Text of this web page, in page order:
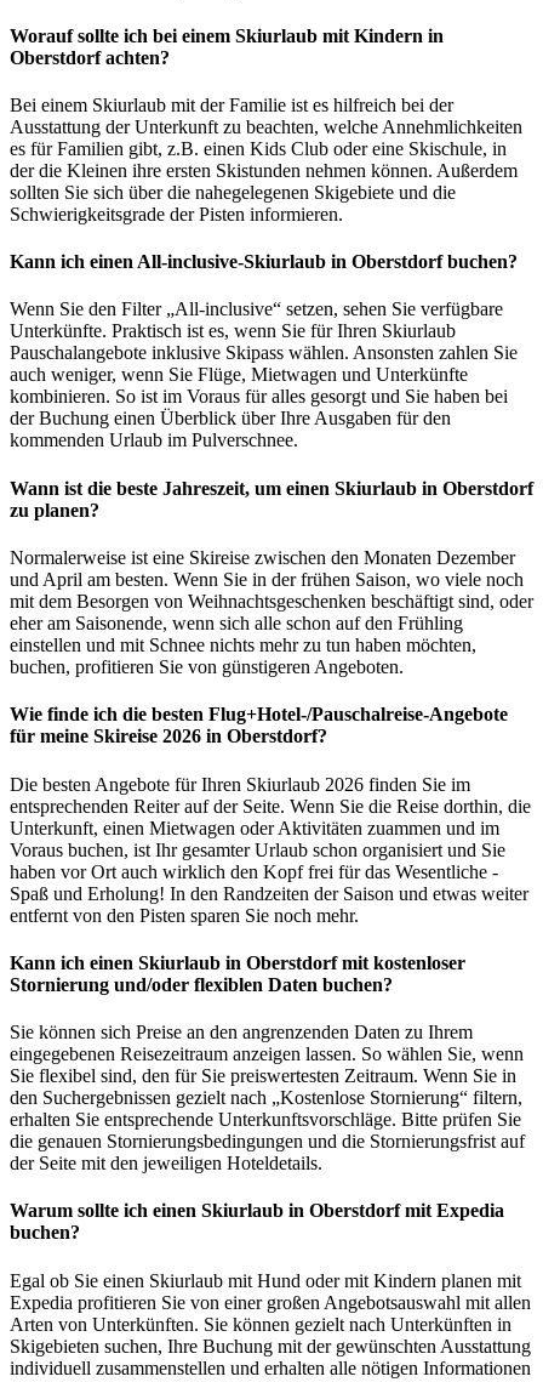
Worauf sollte ich bei einem Skiurlaub mit Kindern in
Oberstdorf achten?
Bei einem Skiurlaub mit der Familie ist es hilfreich bei der
Ausstattung der Unterkunft zu beachten, welche Annehmlichkeiten
es für Familien gibt, z.B. einen Kids Club oder eine Skischule, in
der die Kleinen ihre ersten Skistunden nehmen können. Außerdem
sollten Sie sich über die nahegelegenen Skigebiete und die
Schwierigkeitsgrade der Pisten informieren.
Kann ich einen All-inclusive-Skiurlaub in Oberstdorf buchen?
Wenn Sie den Filter „All-inclusive“ setzen, sehen Sie verfügbare
Unterkünfte. Praktisch ist es, wenn Sie für Ihren Skiurlaub
Pauschalangebote inklusive Skipass wählen. Ansonsten zahlen Sie
auch weniger, wenn Sie Flüge, Mietwagen und Unterkünfte
kombinieren. So ist im Voraus für alles gesorgt und Sie haben bei
der Buchung einen Überblick über Ihre Ausgaben für den
kommenden Urlaub im Pulverschnee.
Wann ist die beste Jahreszeit, um einen Skiurlaub in Oberstdorf
zu planen?
Normalerweise ist eine Skireise zwischen den Monaten Dezember
und April am besten. Wenn Sie in der frühen Saison, wo viele noch
mit dem Besorgen von Weihnachtsgeschenken beschäftigt sind, oder
eher am Saisonende, wenn sich alle schon auf den Frühling
einstellen und mit Schnee nichts mehr zu tun haben möchten,
buchen, profitieren Sie von günstigeren Angeboten.
Wie finde ich die besten Flug+Hotel-/Pauschalreise-Angebote
für meine Skireise 2026 in Oberstdorf?
Die besten Angebote für Ihren Skiurlaub 2026 finden Sie im
entsprechenden Reiter auf der Seite. Wenn Sie die Reise dorthin, die
Unterkunft, einen Mietwagen oder Aktivitäten zuammen und im
Voraus buchen, ist Ihr gesamter Urlaub schon organisiert und Sie
haben vor Ort auch wirklich den Kopf frei für das Wesentliche -
Spaß und Erholung! In den Randzeiten der Saison und etwas weiter
entfernt von den Pisten sparen Sie noch mehr.
Kann ich einen Skiurlaub in Oberstdorf mit kostenloser
Stornierung und/oder flexiblen Daten buchen?
Sie können sich Preise an den angrenzenden Daten zu Ihrem
eingegebenen Reisezeitraum anzeigen lassen. So wählen Sie, wenn
Sie flexibel sind, den für Sie preiswertesten Zeitraum. Wenn Sie in
den Suchergebnissen gezielt nach „Kostenlose Stornierung“ filtern,
erhalten Sie entsprechende Unterkunftsvorschläge. Bitte prüfen Sie
die genauen Stornierungsbedingungen und die Stornierungsfrist auf
der Seite mit den jeweiligen Hoteldetails.
Warum sollte ich einen Skiurlaub in Oberstdorf mit Expedia
buchen?
Egal ob Sie einen Skiurlaub mit Hund oder mit Kindern planen mit
Expedia profitieren Sie von einer großen Angebotsauswahl mit allen
Arten von Unterkünften. Sie können gezielt nach Unterkünften in
Skigebieten suchen, Ihre Buchung mit der gewünschten Ausstattung
individuell zusammenstellen und erhalten alle nötigen Informationen